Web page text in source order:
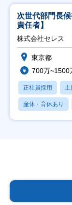
次世代部門長
責任者】
株式会社セレス
東京都
700万~1500
正社員採用 土
産休・育休あり